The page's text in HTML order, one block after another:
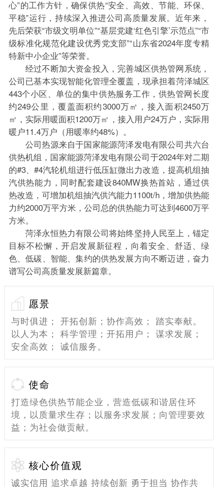
心”的工作方针，确保供热“安全、高效、节能、环保、
平稳”运行，持续深入推进公司高质量发展。近年来，
先后荣获“市级文明单位”“基层党建‘红色引擎’示范点”“市
级标准化规范化建设优秀党支部”“山东省2024年度专精
特新中小企业”等荣誉。
经过不断加大资金投入，完善城区供热管网系统，
公司已基本实现智能化管理全覆盖，现承担着菏泽城区
443个小区、单位的集中供热服务工作，供热管网长度
约249公里，覆盖面积约3000万㎡，接入面积2450万
㎡，实际用暖面积1200万㎡，接入用户24万户，实际用
暖户11.4万户（用暖率约48%）。
公司热源来自于国家能源菏泽发电有限公司共六台
供热机组，国家能源菏泽发电有限公司于2024年对二期
的#3、#4汽轮机组进行低压缸微出力改造，提高机组抽
汽供热能力，同时配套建设840MW换热首站，通过供
热改造，可增加机组抽汽供汽能力1100t/h，增加供热能
力约2000万平方米，公司总的供热能力可达到4600万平
方米。
菏泽永恒热力有限公司将始终坚持人民至上，锚定
目标不松懈，开启发展新征程，向着安全、舒适、绿
色、低碳、智能、集约的供热发展方向不断迈进，奋力
谱写公司高质量发展新篇章。
愿景
与时俱进； 开拓创新；协作高效； 踏实奉献。
以人为本； 科学管理；开拓用户； 谋求发展；
安全高效； 诚信服务。
使命
打造绿色供热节能企业，营造低碳和谐居住环
境，以质量求生存；以服务求发展；向管理要效
益；为社会做贡献。
核心价值观
诚实信用 追求卓越 持续创新 勇于担当 协作共